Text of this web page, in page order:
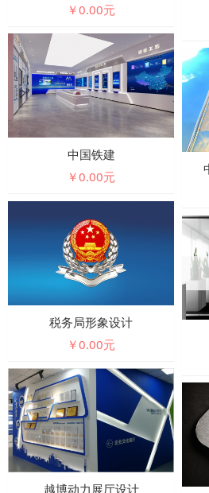
￥0.00元
中国铁建
￥0.00元
税务局形象设计
￥0.00元
越博动力展厅设计